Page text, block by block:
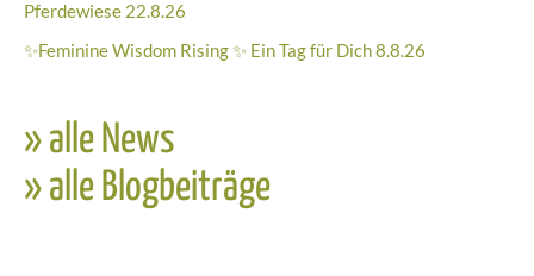
Pferdewiese 22.8.26
✨Feminine Wisdom Rising ✨ Ein Tag für Dich 8.8.26
» alle News
» alle Blogbeiträge